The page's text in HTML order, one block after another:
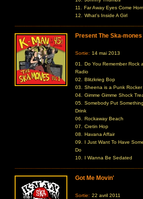
11.
Far Away Eyes Come
12.
What's Inside A Girl
Present The Ska-mones
Sortie: 14 mai 2013
01.
Do You Remember Rock
Radio
02.
Blitzkrieg Bop
03.
Sheena is a Punk Rocker
04.
Gimme Gimme Shock
05.
Somebody Put
Drink
06.
Rockaway Beach
07.
Cretin Hop
08.
Havana Affair
09.
I Just Want To Have
Do
10.
I Wanna Be Sedated
Got Me Movin'
Sortie: 22 avril 2011